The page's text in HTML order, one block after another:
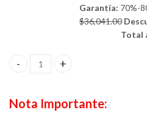
Garantía: 70%-
$36,041.00
Total
Personas físicas interesadas en
Nota Importante: